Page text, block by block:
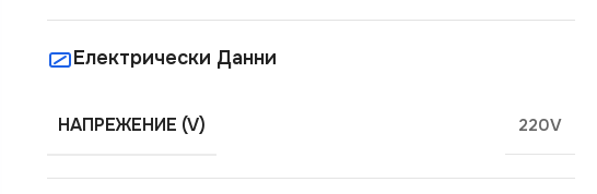
Електрически Данни
НАПРЕЖЕНИЕ (V) 220V